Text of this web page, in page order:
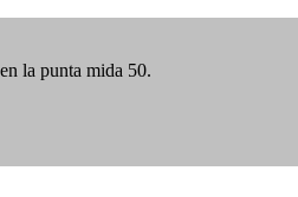
la punta mida 50.